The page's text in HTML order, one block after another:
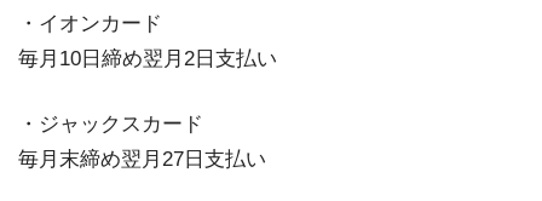
・イオンカード
毎月10日締め翌月2日支払い
・ジャックスカード
毎月末締め翌月27日支払い